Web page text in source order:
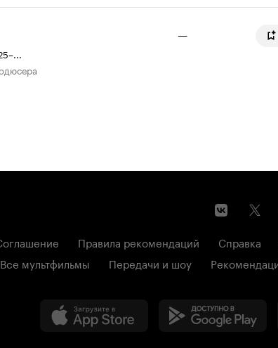
—
Правила рекомендаций Справка
Все мультфильмы
Передачи и шоу